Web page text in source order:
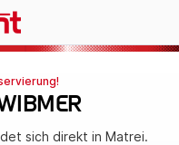
sich direkt in Matrei.